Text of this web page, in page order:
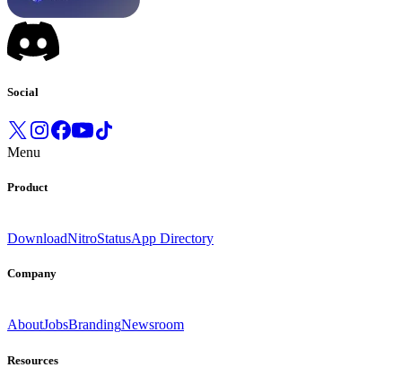
Social
Menu
Product
DownloadNitroStatusApp Directory
Company
AboutJobsBrandingNewsroom
Resources